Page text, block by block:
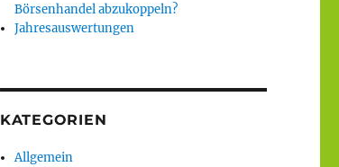
Börsenhandel abzukoppeln?
Jahresauswertungen
KATEGORIEN
Allgemein